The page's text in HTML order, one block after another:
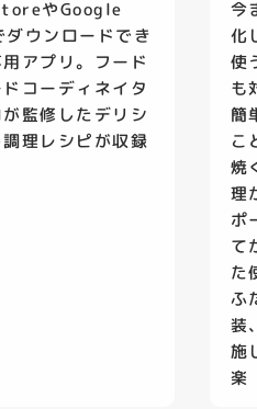
やGoogle
ウンロードでき
アプリ。フード
コーディネイタ
監修したデリシ
理レシピが収録
今
化
使
も
簡
こ
焼
理
ポ
て
た
ふ
装
施
楽